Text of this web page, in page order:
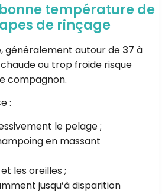
température de
de rinçage
généralement autour de 37 à
ou trop froide risque
compagnon.
:
le pelage ;
en massant
les oreilles ;
jusqu’à disparition